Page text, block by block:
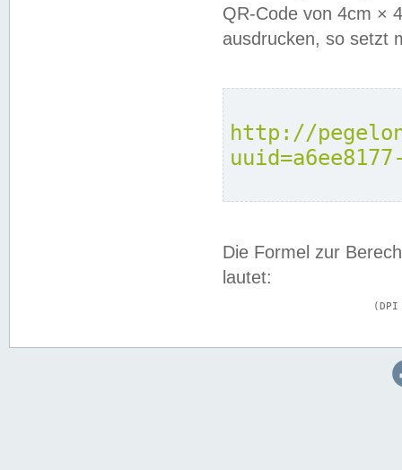
QR-Code von 4cm ×
ausdrucken, so setzt
http://
Die Formel zur
lautet: